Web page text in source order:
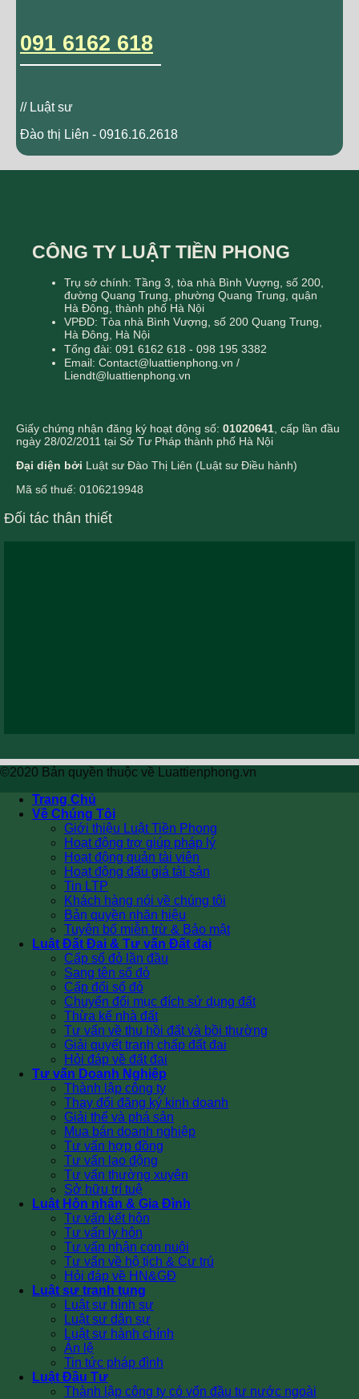
091 6162 618
// Luật sư
Đào thị Liên - 0916.16.2618
CÔNG TY LUẬT TIỀN PHONG
Trụ sở chính: Tầng 3, tòa nhà Bình Vượng, số 200,
đường Quang Trung, phường Quang Trung, quận
Hà Đông, thành phố Hà Nội
VPĐD: Tòa nhà Bình Vượng, số 200 Quang Trung,
Hà Đông, Hà Nội
Tổng đài: 091 6162 618 - 098 195 3382
Email: Contact@luattienphong.vn /
Liendt@luattienphong.vn
Giấy chứng nhận đăng ký hoạt động số: 01020641 , cấp lần đầu
ngày 28/02/2011 tại Sở Tư Pháp thành phố Hà Nội
Đại diện bởi Luật sư Đào Thị Liên (Luật sư Điều hành)
Mã số thuế: 0106219948
Đối tác thân thiết
©2020 Bản quyền thuộc về Luattienphong.vn
Trang Chủ
Về Chúng Tôi
Giới thiệu Luật Tiền Phong
Hoạt động trợ giúp pháp lý
Hoạt động quản tài viên
Hoạt động đấu giá tài sản
Tin LTP
Khách hàng nói về chúng tôi
Bản quyền nhãn hiệu
Tuyên bố miễn trừ & Bảo mật
Luật Đất Đai & Tư vấn Đất đai
Cấp sổ đỏ lần đầu
Sang tên sổ đỏ
Cấp đổi sổ đỏ
Chuyển đổi mục đích sử dụng đất
Thừa kế nhà đất
Tư vấn về thu hồi đất và bồi thường
Giải quyết tranh chấp đất đai
Hỏi đáp về đất đai
Tư vấn Doanh Nghiệp
Thành lập công ty
Thay đổi đăng ký kinh doanh
Giải thể và phá sản
Mua bán doanh nghiệp
Tư vấn hợp đồng
Tư vấn lao động
Tư vấn thường xuyên
Sở hữu trí tuệ
Luật Hôn nhân & Gia Đình
Tư vấn kết hôn
Tư vấn ly hôn
Tư vấn nhận con nuôi
Tư vấn về hộ tịch & Cư trú
Hỏi đáp về HN&GĐ
Luật sư tranh tụng
Luật sư hình sự
Luật sư dân sự
Luật sư hành chính
Án lệ
Tin tức pháp đình
Luật Đầu Tư
Thành lập công ty có vốn đầu tư nước ngoài